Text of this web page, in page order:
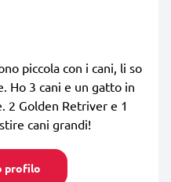
piccola con i cani, li so
Ho 3 cani e un gatto in
2 Golden Retriver e 1
cani grandi!
profilo